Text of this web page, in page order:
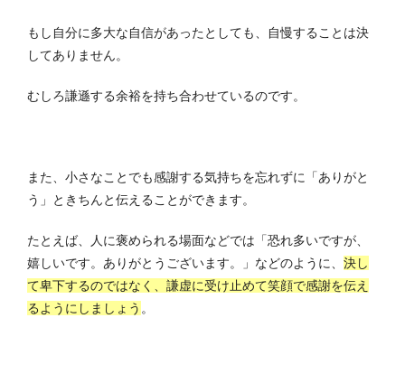
もし自分に多大な自信があったとしても、自慢することは決
してありません。
むしろ謙遜する余裕を持ち合わせているのです。
また、小さなことでも感謝する気持ちを忘れずに「ありがと
う」ときちんと伝えることができます。
たとえば、人に褒められる場面などでは「恐れ多いですが、
嬉しいです。ありがとうございます。」などのように、 決し
て卑下するのではなく、謙虚に受け止めて笑顔で感謝を伝え
るようにしましょう 。